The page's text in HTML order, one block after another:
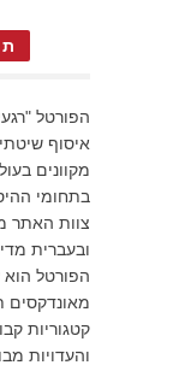
הפורטל
איסוף
מקוונים
בתחומי
צוות האתר
ובעברית
הפורטל
מאונדקסים
קטגוריות
והעדויות